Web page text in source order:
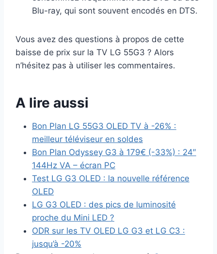
Blu-ray, qui sont souvent encodés en DTS.
Vous avez des questions à propos de cette
baisse de prix sur la TV LG 55G3 ? Alors
n’hésitez pas à utiliser les commentaires.
A lire aussi
Bon Plan LG 55G3 OLED TV à -26% :
meilleur téléviseur en soldes
Bon Plan Odyssey G3 à 179€ (-33%) : 24″
144Hz VA – écran PC
Test LG G3 OLED : la nouvelle référence
OLED
LG G3 OLED : des pics de luminosité
proche du Mini LED ?
ODR sur les TV OLED LG G3 et LG C3 :
jusqu’à -20%